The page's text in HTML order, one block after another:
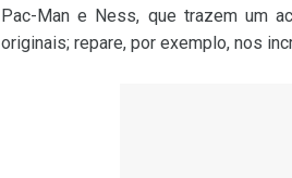
Pac-Man e Ness, que trazem um
originais; repare, por exemplo, nos